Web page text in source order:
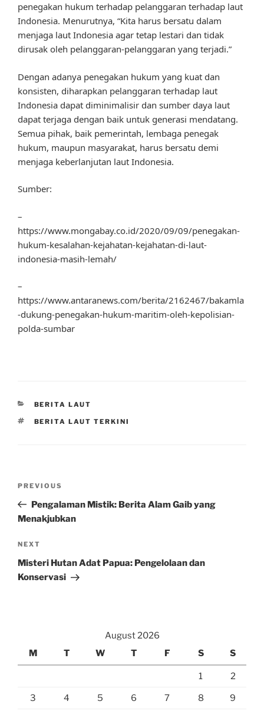
penegakan hukum terhadap pelanggaran terhadap laut
Indonesia. Menurutnya, “Kita harus bersatu dalam
menjaga laut Indonesia agar tetap lestari dan tidak
dirusak oleh pelanggaran-pelanggaran yang terjadi.”
Dengan adanya penegakan hukum yang kuat dan
konsisten, diharapkan pelanggaran terhadap laut
Indonesia dapat diminimalisir dan sumber daya laut
dapat terjaga dengan baik untuk generasi mendatang.
Semua pihak, baik pemerintah, lembaga penegak
hukum, maupun masyarakat, harus bersatu demi
menjaga keberlanjutan laut Indonesia.
Sumber:
–
https://www.mongabay.co.id/2020/09/09/penegakan-
hukum-kesalahan-kejahatan-kejahatan-di-laut-
indonesia-masih-lemah/
–
https://www.antaranews.com/berita/2162467/bakamla
-dukung-penegakan-hukum-maritim-oleh-kepolisian-
polda-sumbar
CATEGORIES
BERITA LAUT
TAGS
BERITA LAUT TERKINI
Previous
Post
PREVIOUS
Pengalaman Mistik: Berita Alam Gaib yang
Menakjubkan
Next
Post
NEXT
Misteri Hutan Adat Papua: Pengelolaan dan
Konservasi
August 2026
M
T W T F S S
1 2
3 4 5 6 7 8 9